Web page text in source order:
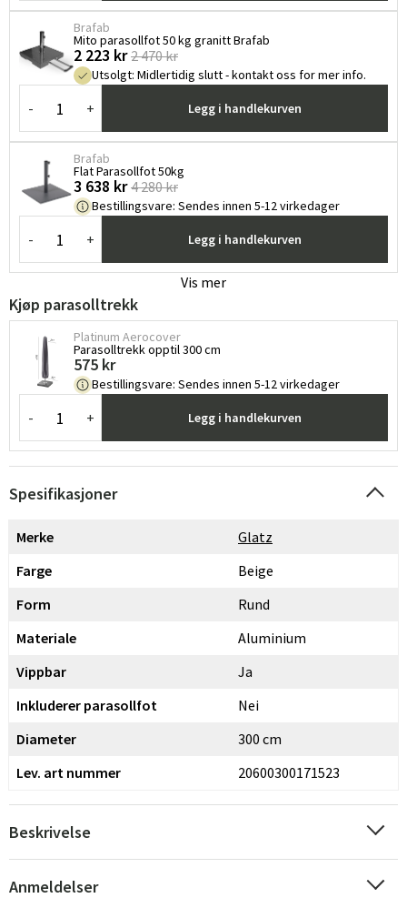
Sverige
Norge
Suomi
Brafab
Mito parasollfot 50 kg granitt Brafab
2 223 kr 2 470 kr
Utsolgt: Midlertidig slutt - kontakt oss for mer info.
- + Legg i handlekurven
Brafab
Flat Parasollfot 50kg
3 638 kr 4 280 kr
Bestillingsvare: Sendes innen 5-12 virkedager
- + Legg i handlekurven
Vis mer
Kjøp parasolltrekk
Platinum Aerocover
Parasolltrekk opptil 300 cm
575 kr
Bestillingsvare: Sendes innen 5-12 virkedager
- + Legg i handlekurven
Spesifikasjoner
Merke
Glatz
Farge
Beige
Form
Rund
Materiale
Aluminium
Vippbar
Ja
Inkluderer parasollfot
Nei
Diameter
300 cm
Lev. art nummer
20600300171523
Beskrivelse
Anmeldelser